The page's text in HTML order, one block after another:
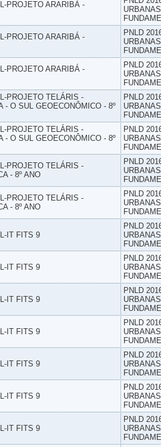
PROJETO ARARIBÁ -
PROJETO ARARIBÁ -
PNLD
PROJETO ARARIBÁ -
PNLD
PROJETO TELÁRIS -
- O SUL GEOECONÔMICO - 8º
PNLD
PROJETO TELÁRIS -
- O SUL GEOECONÔMICO - 8º
PNLD
PROJETO TELÁRIS -
- 8º ANO
PNLD
PROJETO TELÁRIS -
- 8º ANO
PNLD
IT FITS 9
PNLD
IT FITS 9
PNLD
IT FITS 9
PNLD
IT FITS 9
PNLD
IT FITS 9
PNLD
IT FITS 9
PNLD
IT FITS 9
PNLD